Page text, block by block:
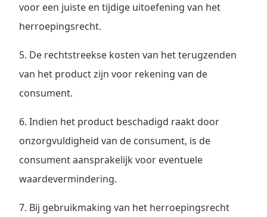
voor een juiste en tijdige uitoefening van het
herroepingsrecht.
5. De rechtstreekse kosten van het terugzenden
van het product zijn voor rekening van de
consument.
6. Indien het product beschadigd raakt door
onzorgvuldigheid van de consument, is de
consument aansprakelijk voor eventuele
waardevermindering.
7. Bij gebruikmaking van het herroepingsrecht